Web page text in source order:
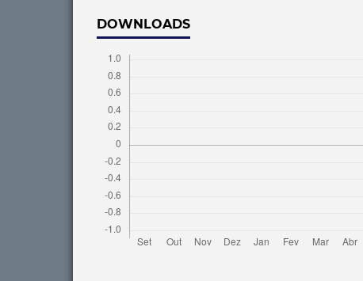
DOWNLOADS